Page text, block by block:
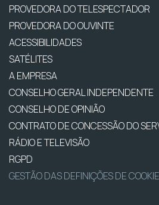
PROVEDORA DO TELESPECTADOR
PROVEDORA DO OUVINTE
ACESSIBILIDADES
SATÉLITES
A EMPRESA
CONSELHO GERAL INDEPENDENTE
CONSELHO DE OPINIÃO
CONTRATO DE CONCESSÃO DO
RÁDIO E TELEVISÃO
RGPD
GESTÃO DAS DEFINIÇÕES DE